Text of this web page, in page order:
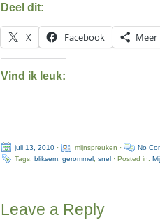
Deel dit:
X Facebook Meer
Vind ik leuk:
juli 13, 2010 · mijnspreuken ·
No
Tags:bliksem ,gerommel ,snel · Posted in:
Leave a Reply